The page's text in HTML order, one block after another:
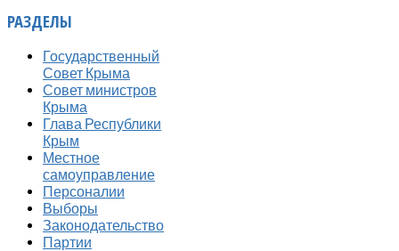
РАЗДЕЛЫ
Государственный
Совет Крыма
Совет министров
Крыма
Глава Республики
Крым
Местное
самоуправление
Персоналии
Выборы
Законодательство
Партии